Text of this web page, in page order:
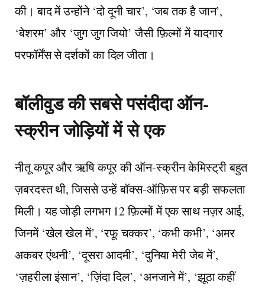
की। बाद में उन्होंने ‘दो दूनी चार’, ‘जब तक है जान’,
‘बेशरम’ और ‘जुग जुग जियो’ जैसी फ़िल्मों में यादगार
परफॉर्मेंस से दर्शकों का दिल जीता।
बॉलीवुड की सबसे पसंदीदा ऑन-
स्क्रीन जोड़ियों में से एक
नीतू कपूर और ऋषि कपूर की ऑन-स्क्रीन केमिस्ट्री बहुत
ज़बरदस्त थी, जिससे उन्हें बॉक्स-ऑफ़िस पर बड़ी सफलता
मिली। यह जोड़ी लगभग 12 फ़िल्मों में एक साथ नज़र आई,
जिनमें ‘खेल खेल में’, ‘रफू चक्कर’, ‘कभी कभी’, ‘अमर
अकबर एंथनी’, ‘दूसरा आदमी’, ‘दुनिया मेरी जेब में’,
‘ज़हरीला इंसान’, ‘ज़िंदा दिल’, ‘अनजाने में’, ‘झूठा कहीं